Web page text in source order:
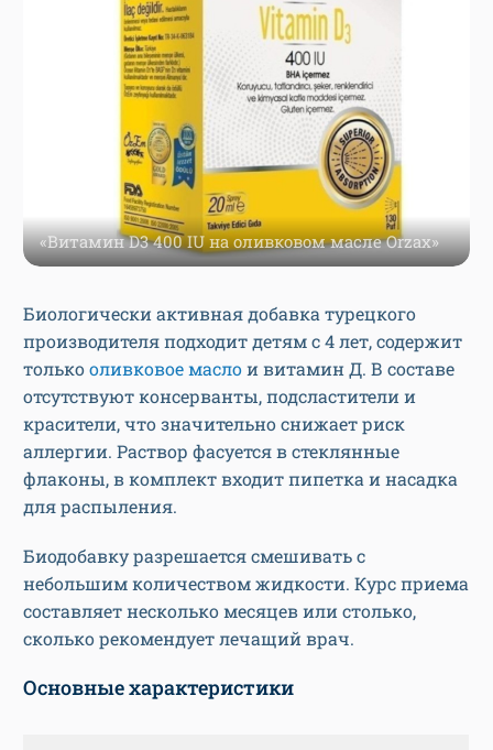
«Витамин D3 400 IU на оливковом масле Orzax»
Биологически активная добавка турецкого
производителя подходит детям с 4 лет, содержит
толькооливковое маслои витамин Д. В составе
отсутствуют консерванты, подсластители и
красители, что значительно снижает риск
аллергии. Раствор фасуется в стеклянные
флаконы, в комплект входит пипетка и насадка
для распыления.
Биодобавку разрешается смешивать с
небольшим количеством жидкости. Курс приема
составляет несколько месяцев или столько,
сколько рекомендует лечащий врач.
Основные характеристики